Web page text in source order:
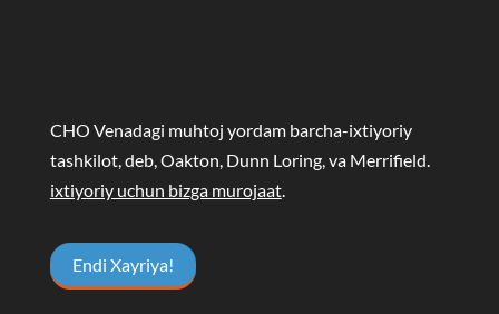
CHO Venadagi muhtoj yordam barcha-ixtiyoriy
tashkilot, deb, Oakton, Dunn Loring, va Merrifield.
ixtiyoriy uchun bizga murojaat.
Endi Xayriya!